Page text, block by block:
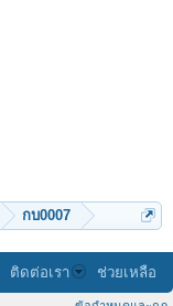
กบ0007
ติดต่อเรา ช่วยเหลือ